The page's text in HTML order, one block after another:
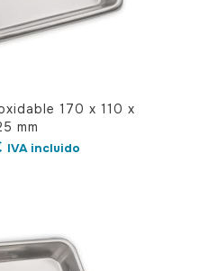
170 x 110 x
mm
IVA incluido